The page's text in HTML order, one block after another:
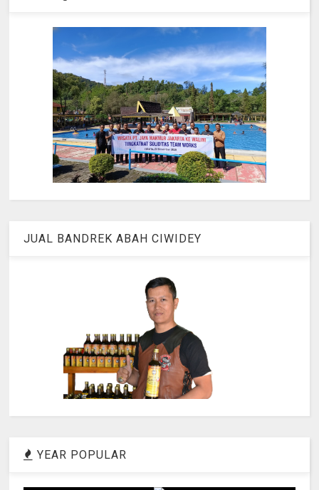
JUAL BANDREK ABAH CIWIDEY
YEAR POPULAR